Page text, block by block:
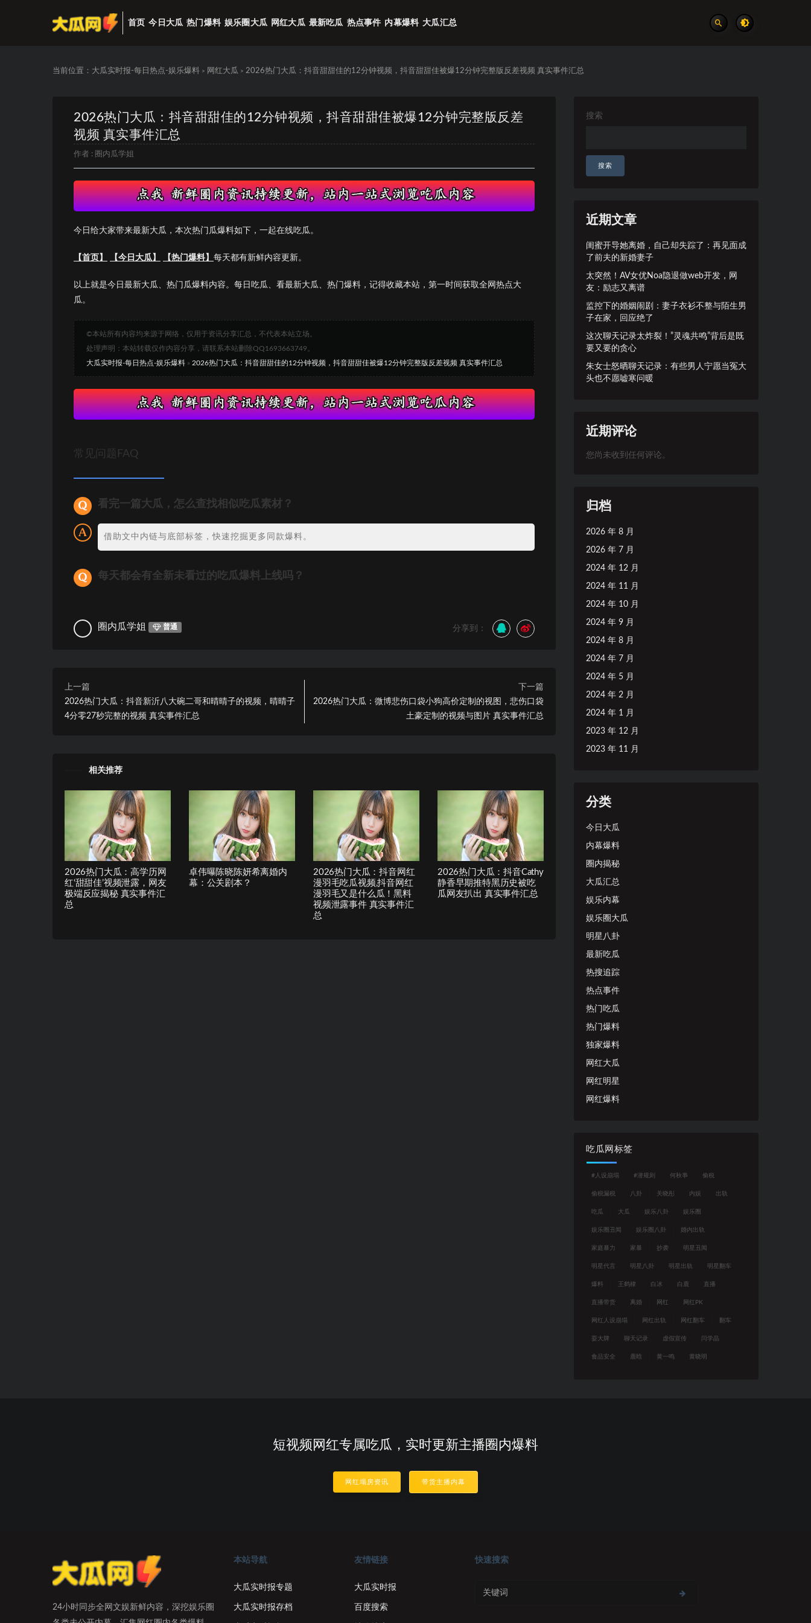
首页 今日大瓜 热门爆料 娱乐圈大瓜 网红大瓜 最新吃瓜 热点事件 内幕爆料 大瓜汇总
当前位置： 大瓜实时报-每日热点-娱乐爆料 > 网红大瓜 > 2026热门大瓜：抖音甜甜佳的12分钟视频，抖音甜甜佳被爆12分钟完整版反差视频 真实事件汇总
2026热门大瓜：抖音甜甜佳的12分钟视频，抖音甜甜佳被爆12分钟完整版反差
视频 真实事件汇总
作者 : 圈内瓜学姐
今日给大家带来最新大瓜，本次热门瓜爆料如下，一起在线吃瓜。
【首页】 【今日大瓜】 【热门爆料】 每天都有新鲜内容更新。
以上就是今日最新大瓜、热门瓜爆料内容。每日吃瓜、看最新大瓜、热门爆料，记得收藏本站，第一时间获取全网热点大
瓜。
©本站所有内容均来源于网络，仅用于资讯分享汇总，不代表本站立场。
处理声明：本站转载仅作内容分享，请联系本站删除QQ1693663749。
大瓜实时报-每日热点-娱乐爆料 » 2026热门大瓜：抖音甜甜佳的12分钟视频，抖音甜甜佳被爆12分钟完整版反差视频 真实事件汇总
常见问题FAQ
看完一篇大瓜，怎么查找相似吃瓜素材？
借助文中内链与底部标签，快速挖掘更多同款爆料。
每天都会有全新未看过的吃瓜爆料上线吗？
圈内瓜学姐 普通 分享到：
上一篇
2026热门大瓜：抖音新沂八大碗二哥和晴晴子的视频，晴晴子
4分零27秒完整的视频 真实事件汇总
下一篇
2026热门大瓜：微博悲伤口袋小狗高价定制的视图，悲伤口袋
土豪定制的视频与图片 真实事件汇总
相关推荐
2026热门大瓜：高学历网
红‘甜甜佳’视频泄露，网友
极端反应揭秘 真实事件汇
总
卓伟曝陈晓陈妍希离婚内
幕：公关剧本？
2026热门大瓜：抖音网红
漫羽毛吃瓜视频,抖音网红
漫羽毛又是什么瓜！黑料
视频泄露事件 真实事件汇
总
2026热门大瓜：抖音Cathy
静香早期推特黑历史被吃
瓜网友扒出 真实事件汇总
搜索
搜索
近期文章
闺蜜开导她离婚，自己却失踪了：再见面成
了前夫的新婚妻子
太突然！AV女优Noa隐退做web开发，网
友：励志又离谱
监控下的婚姻闹剧：妻子衣衫不整与陌生男
子在家，回应绝了
这次聊天记录太炸裂！”灵魂共鸣”背后是既
要又要的贪心
朱女士怒晒聊天记录：有些男人宁愿当冤大
头也不愿嘘寒问暖
近期评论
您尚未收到任何评论。
归档
2026 年 8 月
2026 年 7 月
2024 年 12 月
2024 年 11 月
2024 年 10 月
2024 年 9 月
2024 年 8 月
2024 年 7 月
2024 年 5 月
2024 年 2 月
2024 年 1 月
2023 年 12 月
2023 年 11 月
分类
今日大瓜
内幕爆料
圈内揭秘
大瓜汇总
娱乐内幕
娱乐圈大瓜
明星八卦
最新吃瓜
热搜追踪
热点事件
热门吃瓜
热门爆料
独家爆料
网红大瓜
网红明星
网红爆料
吃瓜网标签
#人设崩塌 #潜规则 何秋亊 偷税
偷税漏税 八卦 关晓彤 内娱 出轨
吃瓜 大瓜 娱乐八卦 娱乐圈
娱乐圈丑闻 娱乐圈八卦 婚内出轨
家庭暴力 家暴 抄袭 明星丑闻
明星代言 明星八卦 明星出轨 明星翻车
爆料 王鹤棣 白冰 白鹿 直播
直播带货 离婚 网红 网红PK
网红人设崩塌 网红出轨 网红翻车 翻车
耍大牌 聊天记录 虚假宣传 闫学晶
食品安全 鹿晗 黄一鸣 黄晓明
短视频网红专属吃瓜，实时更新主播圈内爆料
网红塌房资讯 带货主播内幕
24小时同步全网文娱新鲜内容，深挖娱乐圈
本站导航
大瓜实时报专题
大瓜实时报存档
友情链接
大瓜实时报
百度搜索
快速搜索